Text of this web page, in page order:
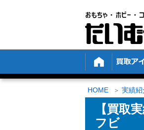
HOME 実績紹
【買取
フビ